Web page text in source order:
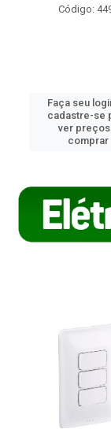
Código:
Faça seu
cadastre-se
ver preços
comprar